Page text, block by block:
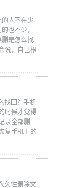
的人不在少
也不少，
删是怎么找
说，自己根
找回？手机
时候才觉得
录全部删
复手机上的
久性删除文